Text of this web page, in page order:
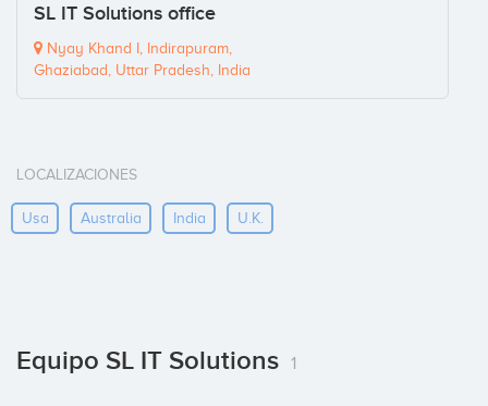
SL IT Solutions office
Nyay Khand I, Indirapuram,
Ghaziabad, Uttar Pradesh, India
LOCALIZACIONES
Usa Australia India U.k.
Equipo SL IT Solutions 1